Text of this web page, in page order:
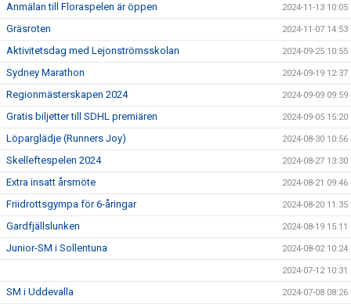
Anmälan till Floraspelen är öppen 2024-11-13 10:05
Gräsroten 2024-11-07 14:53
Aktivitetsdag med Lejonströmsskolan 2024-09-25 10:55
Sydney Marathon 2024-09-19 12:37
Regionmästerskapen 2024 2024-09-09 09:59
Gratis biljetter till SDHL premiären 2024-09-05 15:20
Löparglädje (Runners Joy) 2024-08-30 10:56
Skelleftespelen 2024 2024-08-27 13:30
Extra insatt årsmöte 2024-08-21 09:46
Friidrottsgympa för 6-åringar 2024-08-20 11:35
Gardfjällslunken 2024-08-19 15:11
Junior-SM i Sollentuna 2024-08-02 10:24
2024-07-12 10:31
SM i Uddevalla 2024-07-08 08:26